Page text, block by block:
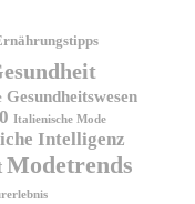
Gesundheitswesen
Italienische Mode
Intelligenz
Modetrends